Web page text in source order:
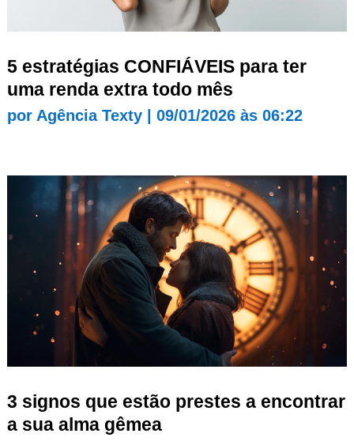
5 estratégias CONFIÁVEIS para ter
uma renda extra todo mês
por Agência Texty| 09/01/2026 às 06:22
3 signos que estão prestes a encontrar
a sua alma gêmea